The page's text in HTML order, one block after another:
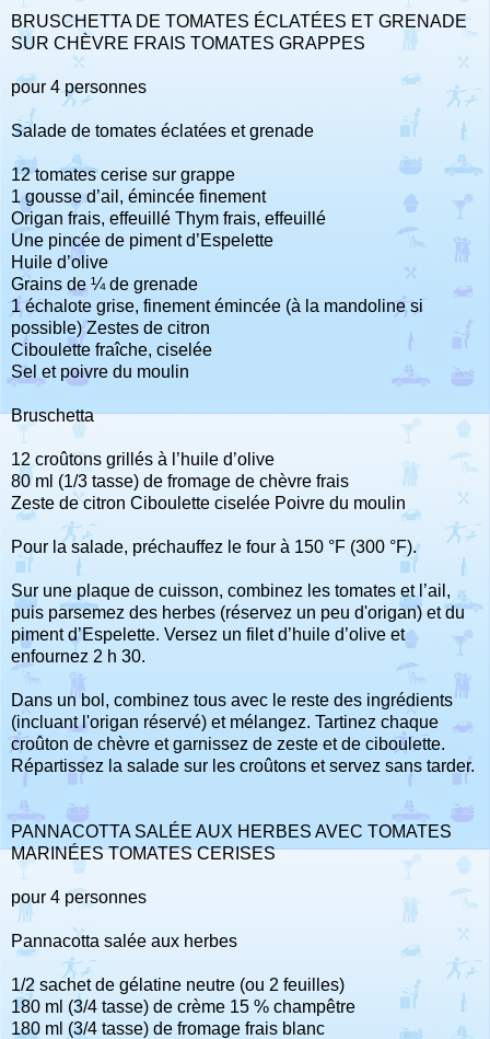
BRUSCHETTA DE TOMATES ÉCLATÉES ET GRENADE
SUR CHÈVRE FRAIS TOMATES GRAPPES
pour 4 personnes
Salade de tomates éclatées et grenade
12 tomates cerise sur grappe
1 gousse d’ail, émincée finement
Origan frais, effeuillé Thym frais, effeuillé
Une pincée de piment d’Espelette
Huile d’olive
Grains de ¼ de grenade
1 échalote grise, finement émincée (à la mandoline si
possible) Zestes de citron
Ciboulette fraîche, ciselée
Sel et poivre du moulin
Bruschetta
12 croûtons grillés à l’huile d’olive
80 ml (1/3 tasse) de fromage de chèvre frais
Zeste de citron Ciboulette ciselée Poivre du moulin
Pour la salade, préchauffez le four à 150 °F (300 °F).
Sur une plaque de cuisson, combinez les tomates et l’ail,
puis parsemez des herbes (réservez un peu d'origan) et du
piment d’Espelette. Versez un filet d’huile d’olive et
enfournez 2 h 30.
Dans un bol, combinez tous avec le reste des ingrédients
(incluant l'origan réservé) et mélangez. Tartinez chaque
croûton de chèvre et garnissez de zeste et de ciboulette.
Répartissez la salade sur les croûtons et servez sans tarder.
PANNACOTTA SALÉE AUX HERBES AVEC TOMATES
MARINÉES TOMATES CERISES
pour 4 personnes
Pannacotta salée aux herbes
1/2 sachet de gélatine neutre (ou 2 feuilles)
180 ml (3/4 tasse) de crème 15 % champêtre
180 ml (3/4 tasse) de fromage frais blanc